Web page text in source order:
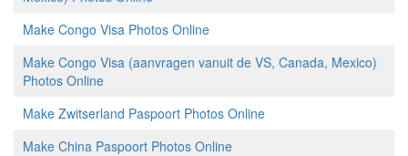
Make Congo Visa Photos Online
Make Congo Visa (aanvragen vanuit de VS, Canada, Mexico)
Photos Online
Make Zwitserland Paspoort Photos Online
Make China Paspoort Photos Online